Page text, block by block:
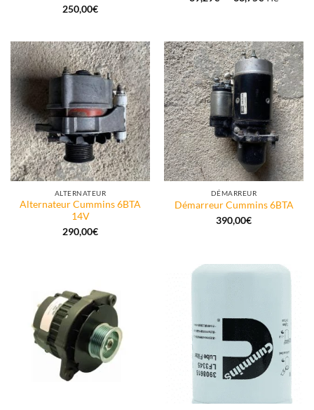
250,00€
63,75€
ALTERNATEUR
Alternateur Cummins 6BTA
14V
290,00€
DÉMARREUR
Démarreur Cummins 6BTA
390,00€